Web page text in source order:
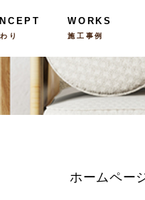
り
WORKS
施工事例
ホームペー